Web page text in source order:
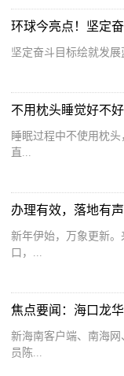
坚定奋斗目标绘就发
不用枕头睡觉好不
睡眠过程中不使用枕
直...
新年伊始，万象更新
口，...
新海南客户端、南海
员陈...